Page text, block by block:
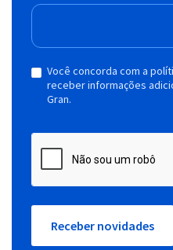
Você concorda com a
receber informações
Gran.
Receber novidades